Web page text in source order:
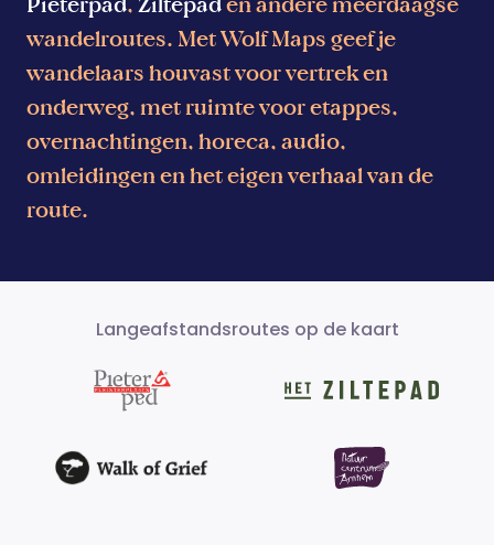
Pieterpad, Ziltepad en andere meerdaagse
wandelroutes. Met Wolf Maps geef je
wandelaars houvast voor vertrek en
onderweg, met ruimte voor etappes,
overnachtingen, horeca, audio,
omleidingen en het eigen verhaal van de
route.
Langeafstandsroutes op de kaart